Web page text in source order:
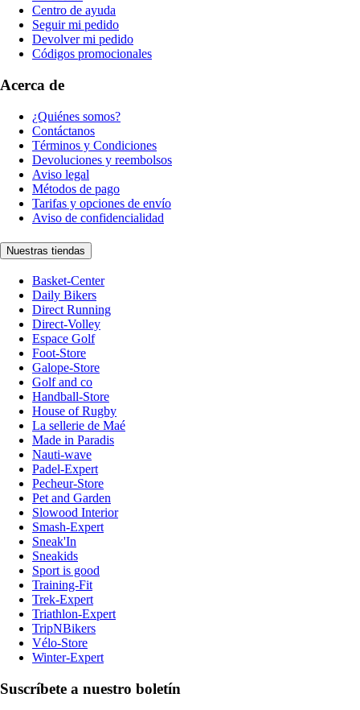
Centro de ayuda
Seguir mi pedido
Devolver mi pedido
Códigos promocionales
Acerca de
¿Quiénes somos?
Contáctanos
Términos y Condiciones
Devoluciones y reembolsos
Aviso legal
Métodos de pago
Tarifas y opciones de envío
Aviso de confidencialidad
Nuestras tiendas
Basket-Center
Daily Bikers
Direct Running
Direct-Volley
Espace Golf
Foot-Store
Galope-Store
Golf and co
Handball-Store
House of Rugby
La sellerie de Maé
Made in Paradis
Nauti-wave
Padel-Expert
Pecheur-Store
Pet and Garden
Slowood Interior
Smash-Expert
Sneak'In
Sneakids
Sport is good
Training-Fit
Trek-Expert
Triathlon-Expert
TripNBikers
Vélo-Store
Winter-Expert
Suscríbete a nuestro boletín